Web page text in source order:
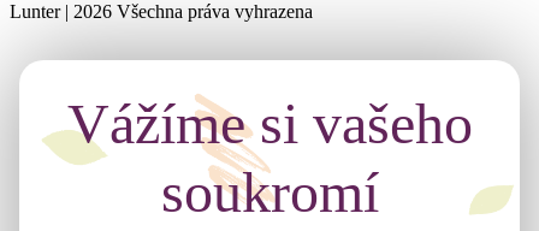
Lunter | 2026 Všechna práva vyhrazena
Vážíme si vašeho
soukromí